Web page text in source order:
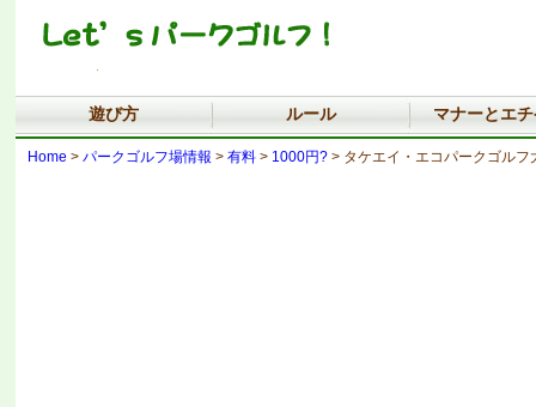
遊び方 ルール マナーとエ
Home > パークゴルフ場情報 > 有料> 1000円?> タケエイ・エコパークゴルフ